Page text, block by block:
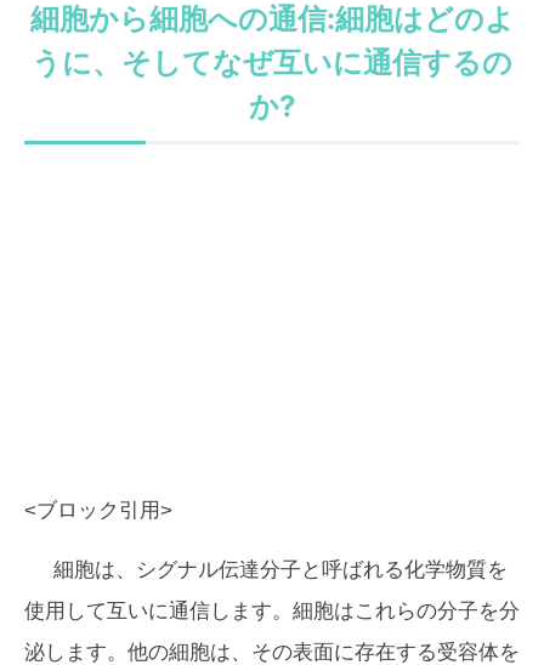
細胞から細胞への通信:細胞はどのよ
うに、そしてなぜ互いに通信するの
か?
<ブロック引用>
細胞は、シグナル伝達分子と呼ばれる化学物質を
使用して互いに通信します。細胞はこれらの分子を分
泌します。他の細胞は、その表面に存在する受容体を